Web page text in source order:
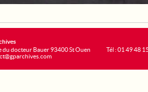
du docteur Bauer 93400 St Ouen
Tél : 01 49 48